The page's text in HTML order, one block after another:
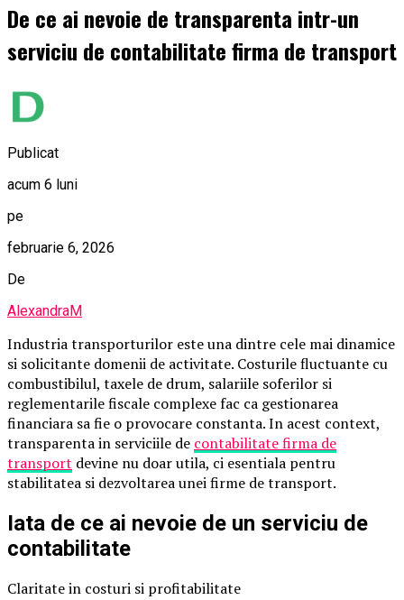
De ce ai nevoie de transparenta intr-un
serviciu de contabilitate firma de transport
Publicat
acum 6 luni
pe
februarie 6, 2026
De
AlexandraM
Industria transporturilor este una dintre cele mai dinamice
si solicitante domenii de activitate. Costurile fluctuante cu
combustibilul, taxele de drum, salariile soferilor si
reglementarile fiscale complexe fac ca gestionarea
financiara sa fie o provocare constanta. In acest context,
transparenta in serviciile de contabilitate firma de
transport devine nu doar utila, ci esentiala pentru
stabilitatea si dezvoltarea unei firme de transport.
Iata de ce ai nevoie de un serviciu de
contabilitate
Claritate in costuri si profitabilitate